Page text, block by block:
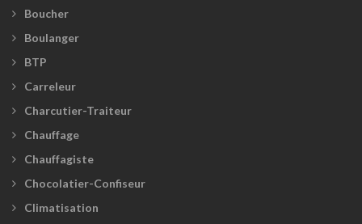
Boucher
Boulanger
BTP
Carreleur
Charcutier-Traiteur
Chauffage
Chauffagiste
Chocolatier-Confiseur
Climatisation